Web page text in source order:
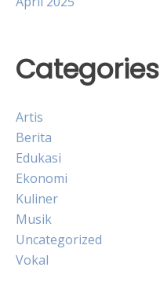
Categories
Artis
Berita
Edukasi
Ekonomi
Kuliner
Musik
Uncategorized
Vokal